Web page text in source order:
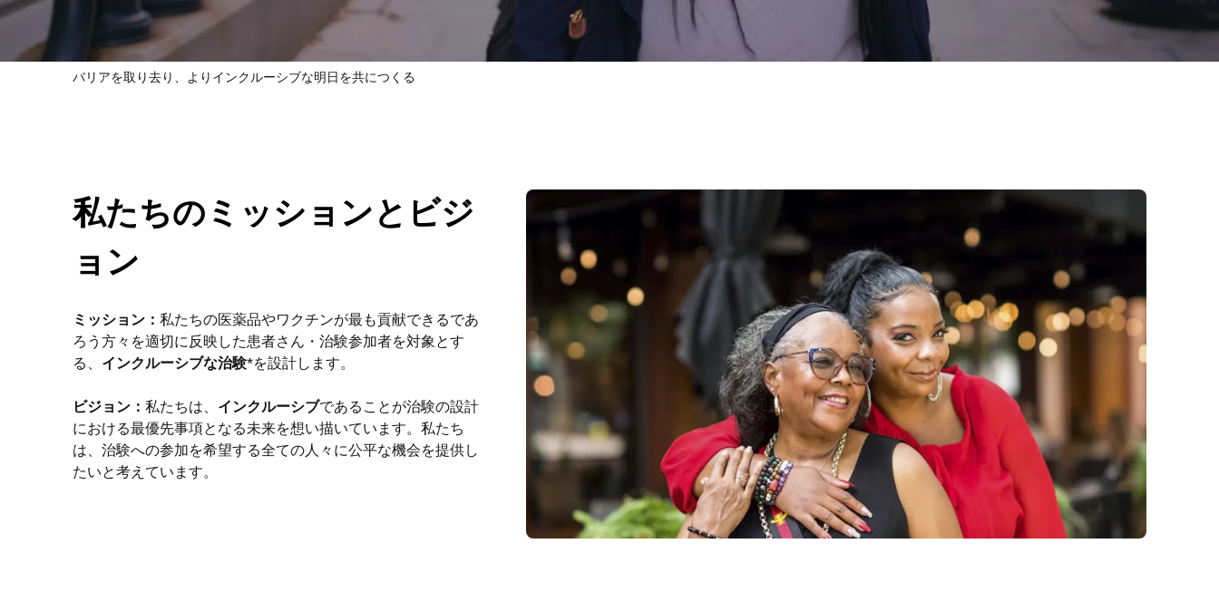
バリアを取り去り、よりインクルーシブな明日を共につくる
私たちのミッションとビジ
ョン
ミッション： 私たちの医薬品やワクチンが最も貢献できるであ
ろう方々を適切に反映した患者さん・治験参加者を対象とす
る、 インクルーシブな治験*を設計します。
ビジョン： 私たちは、 インクルーシブであることが治験の設計
における最優先事項となる未来を想い描いています。私たち
は、治験への参加を希望する全ての人々に公平な機会を提供し
たいと考えています。